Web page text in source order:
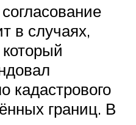
в случаях,
кадастрового
границ. В